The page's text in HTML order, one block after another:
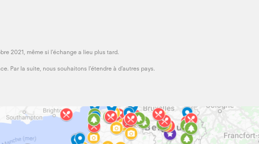
2021, même si l'échange a lieu plus tard.
Par la suite, nous souhaitons l'étendre à d’autres pays.